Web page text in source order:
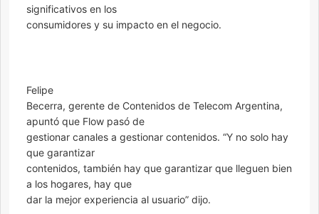
significativos en los
consumidores y su impacto en el negocio.
Felipe
Becerra, gerente de Contenidos de Telecom Argentina,
apuntó que Flow pasó de
gestionar canales a gestionar contenidos. “Y no solo hay
que garantizar
contenidos, también hay que garantizar que lleguen bien
a los hogares, hay que
dar la mejor experiencia al usuario” dijo.